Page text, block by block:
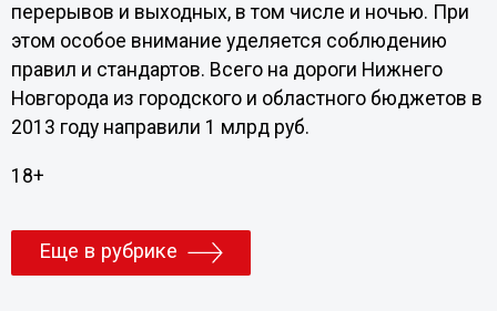
перерывов и выходных, в том числе и ночью. При
этом особое внимание уделяется соблюдению
правил и стандартов. Всего на дороги Нижнего
Новгорода из городского и областного бюджетов в
2013 году направили 1 млрд руб.
18+
Еще в рубрике